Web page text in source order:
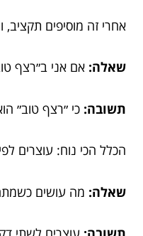
אחרי זה מוסיפים
שאלה: אם אני ב״רצף
תשובה: כי ״רצף טוב״
הכלל הכי נוח: עוצרים
שאלה: מה עושים